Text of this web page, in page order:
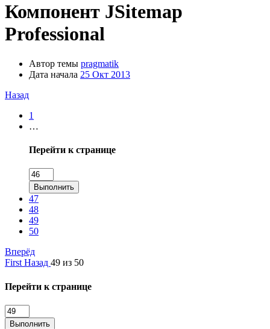
Компонент JSitemap
Professional
Автор темы pragmatik
Дата начала 25 Окт 2013
Назад
1
…
Перейти к странице
Выполнить
47
48
49
50
Вперёд
First Назад 49 из 50
Перейти к странице
Выполнить